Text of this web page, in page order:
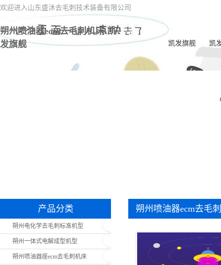
欢迎进入山东盛沐去毛刺技术装备有限公司
朔州喷油器ecm去毛刺机床-凯
发旗舰
凯发旗舰 凯
朔
学
朔
朔
产品分类
朔州电化学去毛刺标准机型
朔州一体式电解成型机型
朔州喷油器座ecm去毛刺机床
朔州喷油器ecm去毛